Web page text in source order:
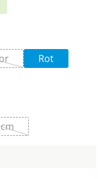
nicht verfügbar.)
Option ist zurzeit
Rot
(Diese Option ist zurzeit